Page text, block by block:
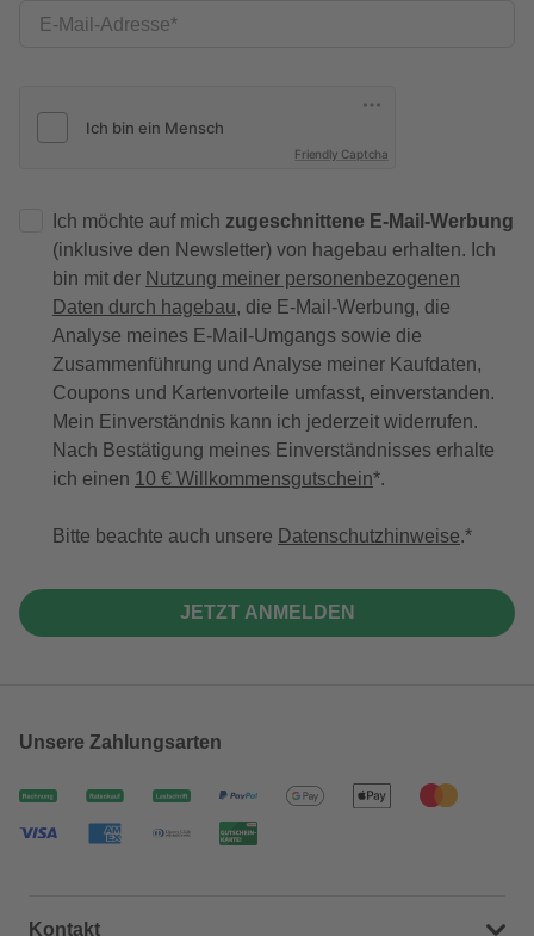
E-Mail-Adresse
Friendly Captcha
Ich möchte auf mich zugeschnittene E-Mail-Werbung
(inklusive den Newsletter) von hagebau erhalten. Ich
bin mit der Nutzung meiner personenbezogenen
Daten durch hagebau, die E-Mail-Werbung, die
Analyse meines E-Mail-Umgangs sowie die
Zusammenführung und Analyse meiner Kaufdaten,
Coupons und Kartenvorteile umfasst, einverstanden.
Mein Einverständnis kann ich jederzeit widerrufen.
Nach Bestätigung meines Einverständnisses erhalte
ich einen 10 € Willkommensgutschein*.
Bitte beachte auch unsere Datenschutzhinweise.
JETZT ANMELDEN
Unsere Zahlungsarten
Kontakt